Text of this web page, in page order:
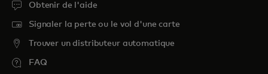
Obtenir de l'aide
Signaler la perte ou le vol d'une carte
Trouver un distributeur automatique
FAQ